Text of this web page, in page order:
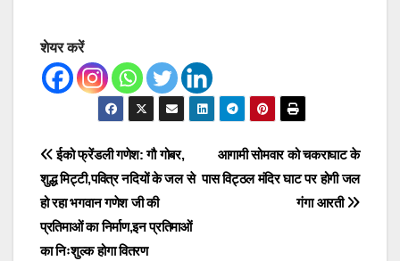
शेयर करें
Post
navigation
आगामी सोमवार को चकराघाट के
पास विट्ठल मंदिर घाट पर होगी जल
गंगा आरती
ईको फ्रेंडली गणेश: गौ गोबर,
शुद्ध मिट्टी,पवित्र नदियों के जल से
हो रहा भगवान गणेश जी की
प्रतिमाओं का निर्माण,इन प्रतिमाओं
का निःशुल्क होगा वितरण